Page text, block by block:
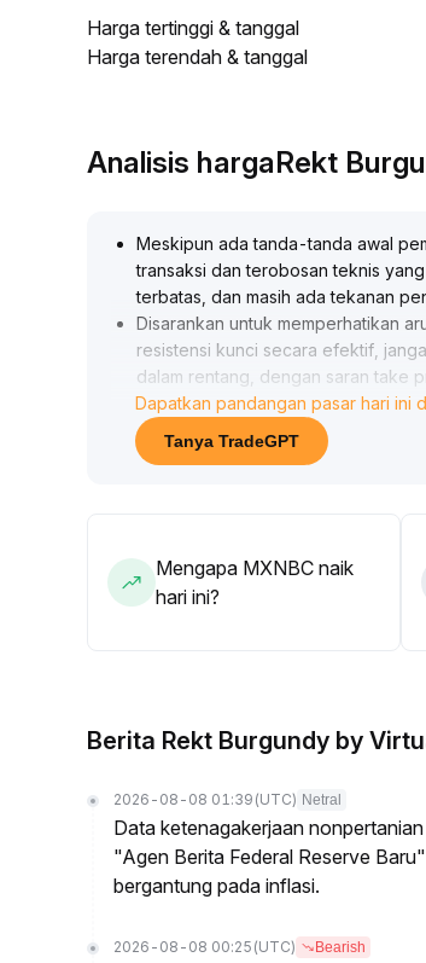
Harga tertinggi & tanggal
Harga terendah & tanggal
Analisis hargaRekt
Meskipun ada tanda-tanda awal
transaksi dan terobosan teknis
terbatas, dan masih ada tekanan
Disarankan untuk memperhatikan
resistensi kunci secara efektif,
dalam rentang, dengan saran take
Langkah selanjutnya harus
menambah posisi
Dapatkan pandangan pasar hari ini
Tanya TradeGPT
Mengapa MXNBC naik
hari ini?
Berita Rekt Burgundy by
2026-08-08 01:39 (UTC) Netral
Data ketenagakerjaan
"Agen Berita Federal Reserve
bergantung pada inflasi.
2026-08-08 00:25 (UTC) Bearish